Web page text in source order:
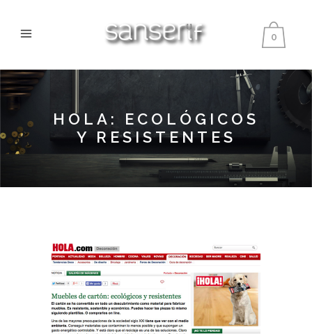
0
HOLA: ECOLÓGICOS
Y RESISTENTES